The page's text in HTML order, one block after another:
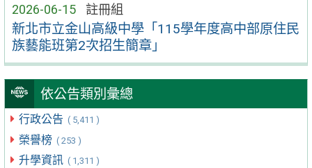
2026-06-15 註冊組
新北市立金山高級中學「115學年度高中部原住民
族藝能班第2次招生簡章」
依公告類別彙總
行政公告 ( 5,411 )
榮譽榜 ( 253 )
升學資訊 ( 1,311 )